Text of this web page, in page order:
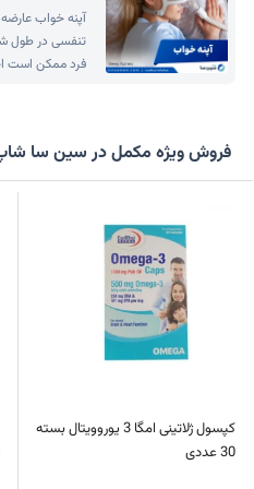
آپنه خواب
تنفسی در طول
فرد ممکن است
فروش ویژه مکمل در سین سا
کپسول ژلاتینی امگا 3 یوروویتال بسته
30 عددی